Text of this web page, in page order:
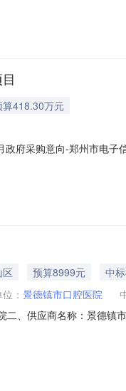
部门电话：0831-
算418.30万元
府采购意向-郑州市电
空调2.2匹挂机空调3.3
预算8999元
中
： 景德镇市口腔医院
二、供应商名称：景德镇
服务要求或